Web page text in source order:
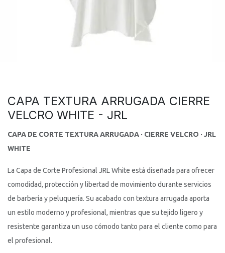
CAPA TEXTURA ARRUGADA CIERRE
VELCRO WHITE - JRL
CAPA DE CORTE TEXTURA ARRUGADA · CIERRE VELCRO · JRL
WHITE
La Capa de Corte Profesional JRL White está diseñada para ofrecer
comodidad, protección y libertad de movimiento durante servicios
de barbería y peluquería. Su acabado con textura arrugada aporta
un estilo moderno y profesional, mientras que su tejido ligero y
resistente garantiza un uso cómodo tanto para el cliente como para
el profesional.